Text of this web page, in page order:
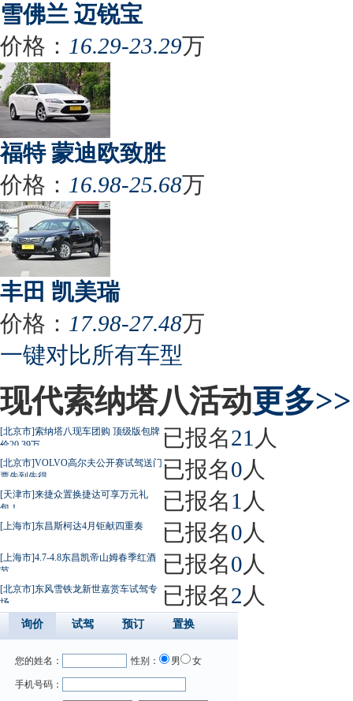
雪佛兰 迈锐宝
价格： 16.29-23.29万
福特 蒙迪欧致胜
价格： 16.98-25.68万
丰田 凯美瑞
价格： 17.98-27.48万
一键对比所有车型
现代索纳塔八活动更多>>
[北京市]索纳塔八现车团购 顶级版包牌
价20.39万
已报名21 人
[北京市]VOLVO高尔夫公开赛试驾送门
票先到先得
已报名0 人
[天津市]来捷众置换捷达可享万元礼
包！
已报名1 人
[上海市]东昌斯柯达4月钜献四重奏 已报名0 人
[上海市]4.7-4.8东昌凯帝山姆春季红酒
节
已报名0 人
[北京市]东风雪铁龙新世嘉赏车试驾专
场
已报名2 人
询价 试驾 预订 置换
您的姓名： 性别： 男 女
手机号码：